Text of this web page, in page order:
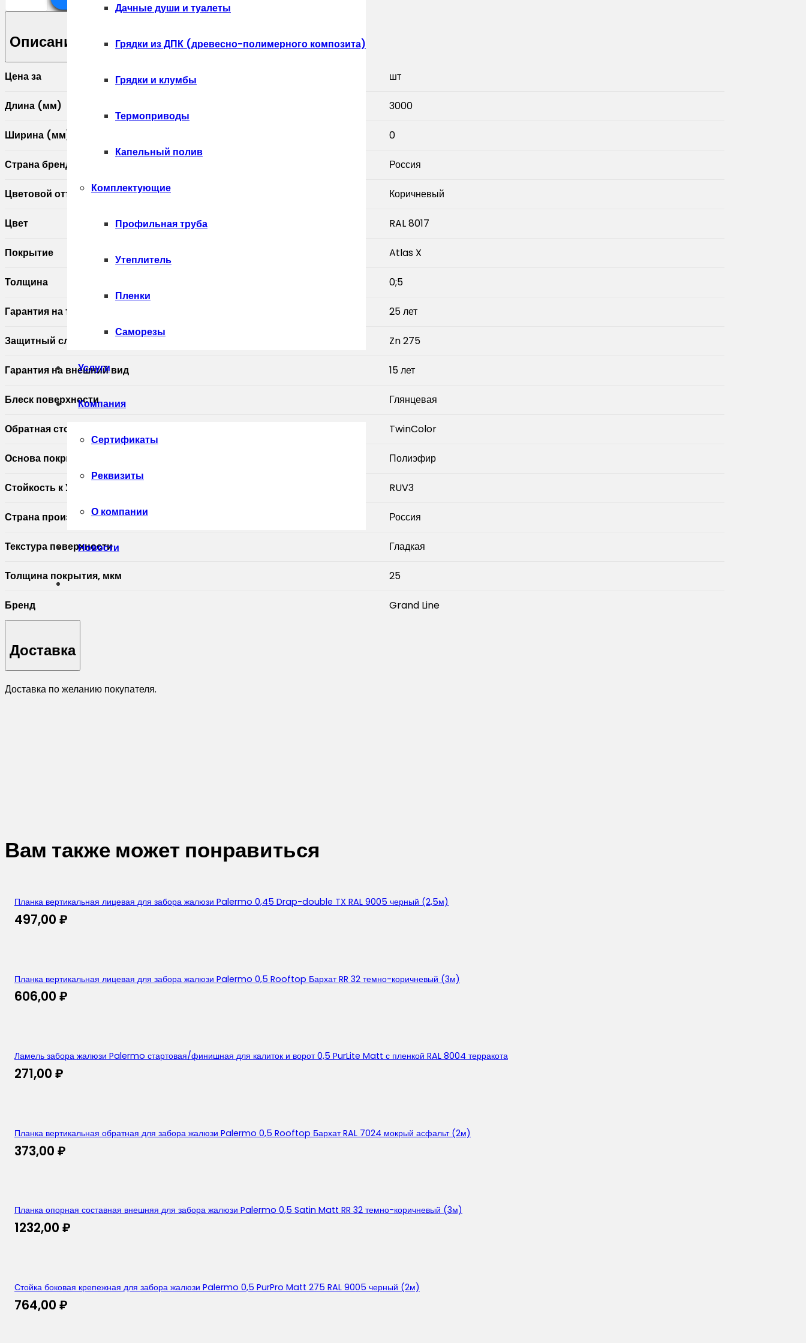
Дачные души и туалеты
Грядки из ДПК (древесно-полимерного композита)
Грядки и клумбы
Термоприводы
Капельный полив
Комплектующие
Профильная труба
Утеплитель
Пленки
Саморезы
Услуги
Компания
Сертификаты
Реквизиты
О компании
Новости
товара
опорная
составная
внешняя
для
жалюзи
0,5
Atlas
RAL
шоколад
(3м)
Описание
Цена за шт
Длина (мм) 3000
Ширина (мм) 0
Страна бренда Россия
Цветовой оттенок Коричневый
Цвет RAL 8017
Покрытие Atlas X
Толщина 0;5
Гарантия на технические хара 25 лет
Защитный слой, г/м2 Zn 275
Гарантия на внешний вид 15 лет
Блеск поверхности Глянцевая
Обратная сторона TwinColor
Основа покрытия Полиэфир
Стойкость к УФ RUV3
Страна производитель Россия
Текстура поверхности Гладкая
Толщина покрытия, мкм 25
Бренд Grand Line
Доставка
Доставка по желанию покупателя.
Вам также может понравиться
Планка вертикальная лицевая для забора жалюзи Palermo 0,45 Drap-double TX RAL 9005 черный (2,5м)
497,00 ₽
Планка вертикальная лицевая для забора жалюзи Palermo 0,5 Rooftop Бархат RR 32 темно-коричневый (3м)
606,00 ₽
Ламель забора жалюзи Palermo стартовая/финишная для калиток и ворот 0,5 PurLite Matt с пленкой RAL 8004 терракота
271,00 ₽
Планка вертикальная обратная для забора жалюзи Palermo 0,5 Rooftop Бархат RAL 7024 мокрый асфальт (2м)
373,00 ₽
Планка опорная составная внешняя для забора жалюзи Palermo 0,5 Satin Matt RR 32 темно-коричневый (3м)
1232,00 ₽
Стойка боковая крепежная для забора жалюзи Palermo 0,5 PurPro Matt 275 RAL 9005 черный (2м)
764,00 ₽